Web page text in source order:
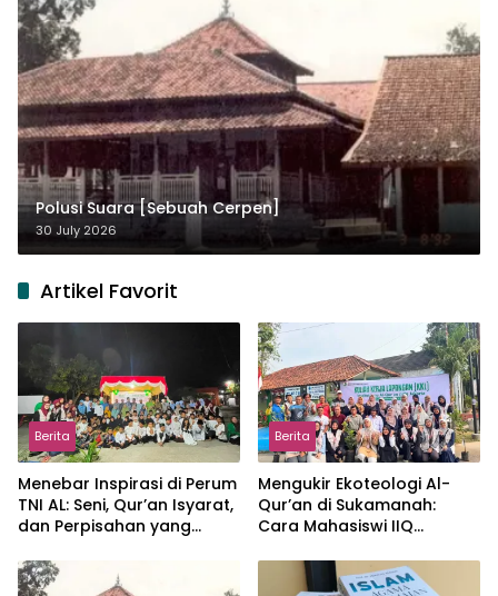
Polusi Suara [Sebuah Cerpen]
30 July 2026
Artikel Favorit
Berita
Menebar Inspirasi di Perum
TNI AL: Seni, Qur’an Isyarat,
dan Perpisahan yang
Berita
Mengukir Ekoteologi Al-
Qur’an di Sukamanah:
Cara Mahasiswi IIQ
Jonggol